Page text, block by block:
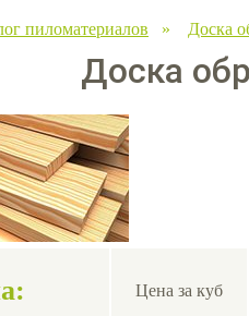
пиломатериалов » Доска
Доска
Цена за куб